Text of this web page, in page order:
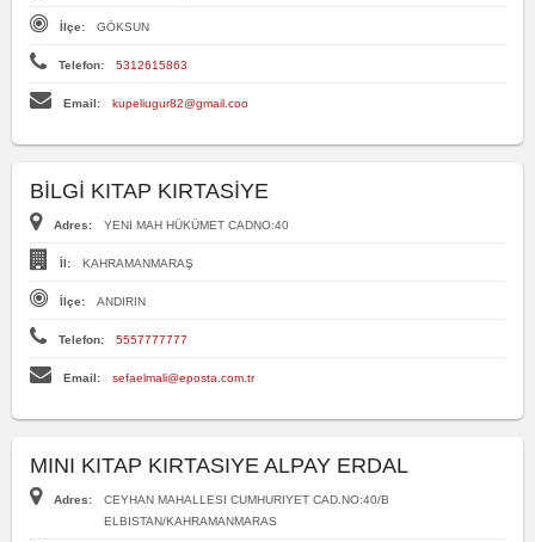
İlçe: GÖKSUN
Telefon: 5312615863
Email: kupeliugur82@gmail.coo
BİLGİ KITAP KIRTASİYE
Adres: YENI MAH HÜKÜMET CADNO:40
İl: KAHRAMANMARAŞ
İlçe: ANDIRIN
Telefon: 5557777777
Email: sefaelmali@eposta.com.tr
MINI KITAP KIRTASIYE ALPAY ERDAL
Adres:
CEYHAN MAHALLESI CUMHURIYET CAD.NO:40/B
ELBISTAN/KAHRAMANMARAS